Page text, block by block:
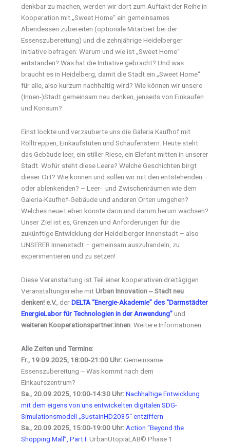
denkbar zu machen, werden wir dort zum Auftakt der Reihe in
Kooperation mit „Sweet Home“ ein gemeinsames
Abendessen zubereiten (optionale Mitarbeit bei der
Essenszubereitung) und die zehnjährige Heidelberger
Initiative befragen: Warum und wie ist „Sweet Home“
entstanden? Was hat die Initiative gebracht? Und was
braucht es in Heidelberg, damit die Stadt ein „Sweet Home“
für alle, also kurzum nachhaltig wird? Wie können wir unsere
(Innen-)Stadt gemeinsam neu denken, jenseits von Einkaufen
und Konsum?
Einst lockte und verzauberte uns die Galeria Kaufhof mit
Rolltreppen, Einkaufstüten und Schaufenstern. Heute steht
das Gebäude leer, ein stiller Riese, ein Elefant mitten in unserer
Stadt. Wofür steht diese Leere? Welche Geschichten birgt
dieser Ort? Wie können und sollen wir mit den entstehenden –
oder ablenkenden? – Leer- und Zwischenräumen wie dem
Galeria-Kaufhof-Gebäude und anderen Orten umgehen?
Welches neue Leben könnte darin und darum herum wachsen?
Unser Ziel ist es, Grenzen und Anforderungen für die
zukünftige Entwicklung der Heidelberger Innenstadt – also
UNSERER Innenstadt – gemeinsam auszuhandeln, zu
experimentieren und zu setzen!
Diese Veranstaltung ist Teil einer kooperativen dreitägigen
Veranstaltungsreihe mitUrban Innovation ‒ Stadt neu
denken! e.V., derDELTA “Energie-Akademie” des “Darmstädter
EnergieLabor für Technologien in der Anwendung”und
weiteren Kooperationspartner:innen. Weitere Informationen:
Alle Zeiten und Termine:
Fr., 19.09.2025, 18:00-21:00 Uhr:Gemeinsame
Essenszubereitung ‒ Was kommt nach dem
Einkaufszentrum?
Sa., 20.09.2025, 10:00-14:30 Uhr:Nachhaltige Entwicklung
mit dem eigens von uns entwickelten digitalen SDG-
Simulationsmodell „SustainHD2035“ entziffern
Sa., 20.09.2025, 15:00-19:00 Uhr: Action “Beyond the
Shopping Mall”, Part I: UrbanUtopiaLAB© Phase 1